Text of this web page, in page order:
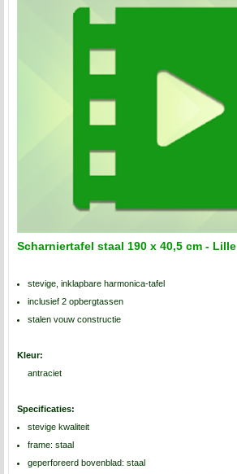
Scharniertafel staal 190 x 40,5 cm - Lille
stevige, inklapbare harmonica-tafel
inclusief 2 opbergtassen
stalen vouw constructie
Kleur:
antraciet
Specificaties:
stevige kwaliteit
frame: staal
geperforeerd bovenblad: staal